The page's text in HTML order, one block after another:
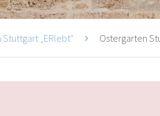
„ERlebt“ Ostergarten